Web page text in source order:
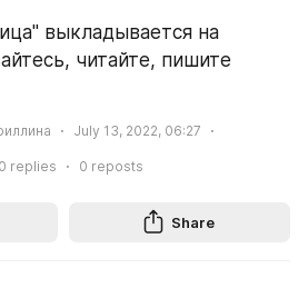
читайте, пишите
July 13, 2022, 06:27
0 replies 0 reposts
Share